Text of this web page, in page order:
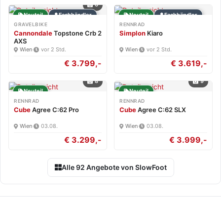
6
Neuteil
Fachhändler
GRAVELBIKE
CannondaleTopstone Crb 2
AXS
Wien· vor 2 Std.
€ 3.799,-
Neuteil Fachhändler
RENNRAD
Simplon Kiaro
Wien· vor 2 Std.
€ 3.619,-
8
Neuteil
RENNRAD
CubeAgree C:62 Pro
Wien· 03.08.
€ 3.299,-
9
Neuteil
RENNRAD
CubeAgree C:62 SLX
Wien· 03.08.
€ 3.999,-
Alle 92 Angebote von SlowFoot